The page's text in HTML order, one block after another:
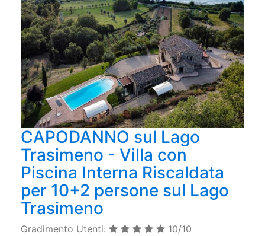
CAPODANNO sul Lago
Trasimeno - Villa con
Piscina Interna Riscaldata
per 10+2 persone sul Lago
Trasimeno
Gradimento Utenti:
10/10